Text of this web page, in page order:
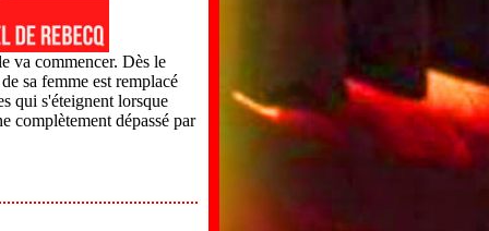
va commencer. Dès le
sa femme est remplacé
qui s'éteignent lorsque
complètement dépassé par